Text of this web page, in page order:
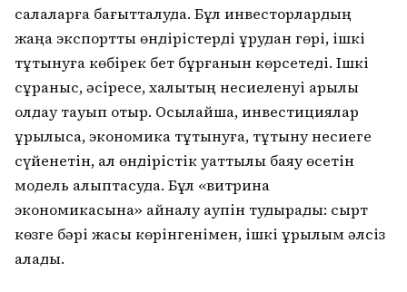
салаларға бағытталуда. Бұл инвесторлардың
жаңа экспорттық өндірістерді құрудан гөрі, ішкі
тұтынуға көбірек бет бұрғанын көрсетеді. Ішкі
сұраныс, әсіресе, халықтың несиеленуі арқылы
қолдау тауып отыр. Осылайша, инвестициялар
құрылысқа, экономика тұтынуға, тұтыну несиеге
сүйенетін, ал өндірістік қуаттылық баяу өсетін
модель қалыптасуда. Бұл «витрина
экономикасына» айналу қаупін тудырады: сырт
көзге бәрі жақсы көрінгенімен, ішкі құрылым әлсіз
қалады.